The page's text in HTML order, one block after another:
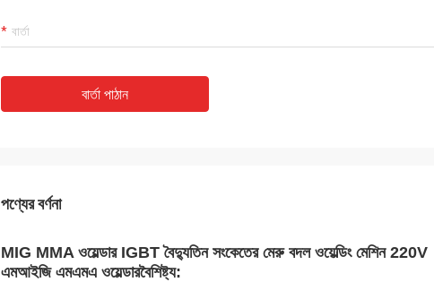
বার্তা পাঠান
পণ্যের বর্ণনা
MIG MMA ওয়েল্ডার IGBT বৈদ্যুতিন সংকেতের মেরু বদল ওয়েল্ডিং মেশিন 220V
এমআইজি এমএমএ ওয়েল্ডারবৈশিষ্ট্য: